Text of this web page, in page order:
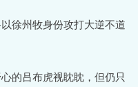
徐州牧身份攻打大逆不道
的吕布虎视眈眈，但仍只